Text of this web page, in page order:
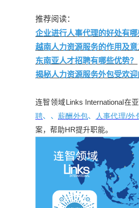
推荐阅读：
企业进行人事代理的好处有哪
越南人力资源服务的作用及意
东南亚人才招聘有哪些优势？
揭秘人力资源服务外包受欢
连智领域Links International在
聘、 、 薪酬外包、 人事代理/外
案，帮助HR提升职能。